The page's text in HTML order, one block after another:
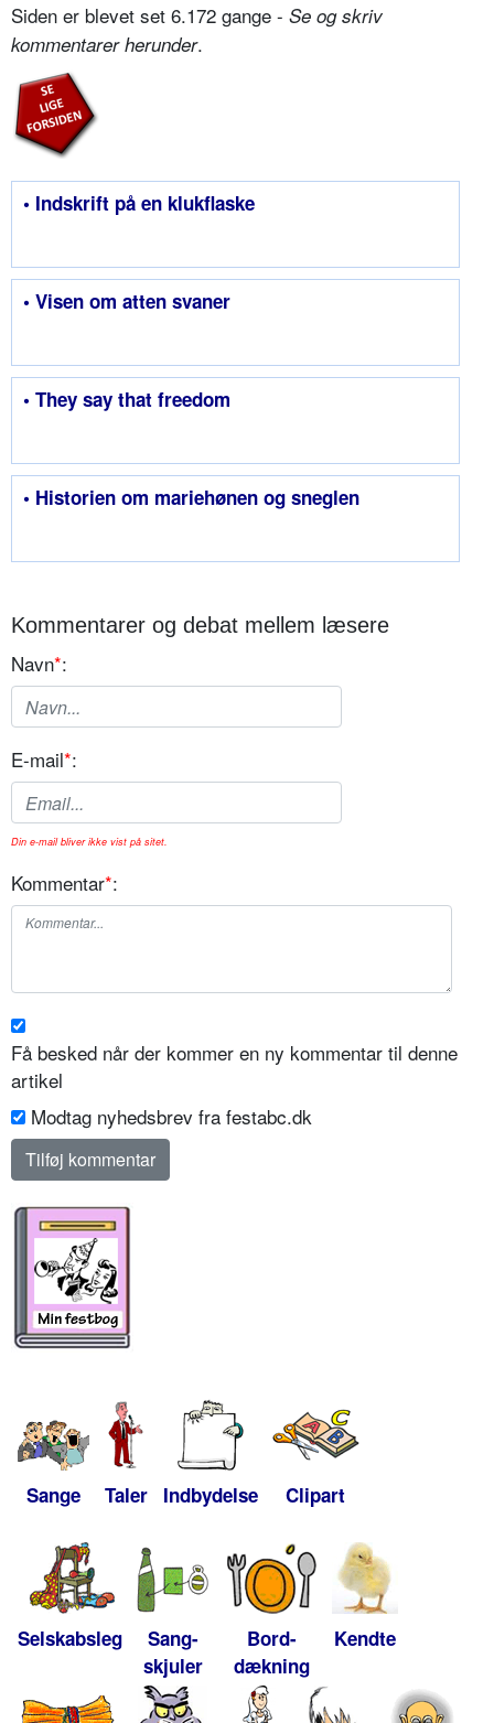
Siden er blevet set 6.172 gange - Se og skriv
kommentarer herunder.
• Indskrift på en klukflaske
• Visen om atten svaner
• They say that freedom
• Historien om mariehønen og sneglen
Kommentarer og debat mellem læsere
Navn*:
E-mail*:
Din e-mail bliver ikke vist på sitet.
Kommentar*:
Få besked når der kommer en ny kommentar til denne
artikel
Modtag nyhedsbrev fra festabc.dk
Sange Taler Indbydelse Clipart
Selskabsleg
Sang-
skjuler
Bord-
dækning
Kendte